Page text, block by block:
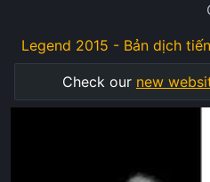
Legend 2015 - Bản dịch
Check our new